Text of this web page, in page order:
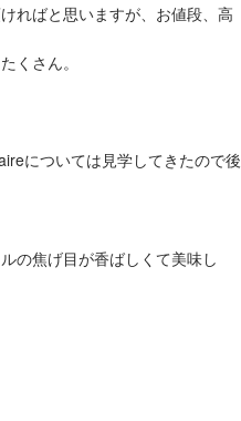
ればと思いますが、お値段、高
くさん。
については見学してきたので後
の焦げ目が香ばしくて美味し